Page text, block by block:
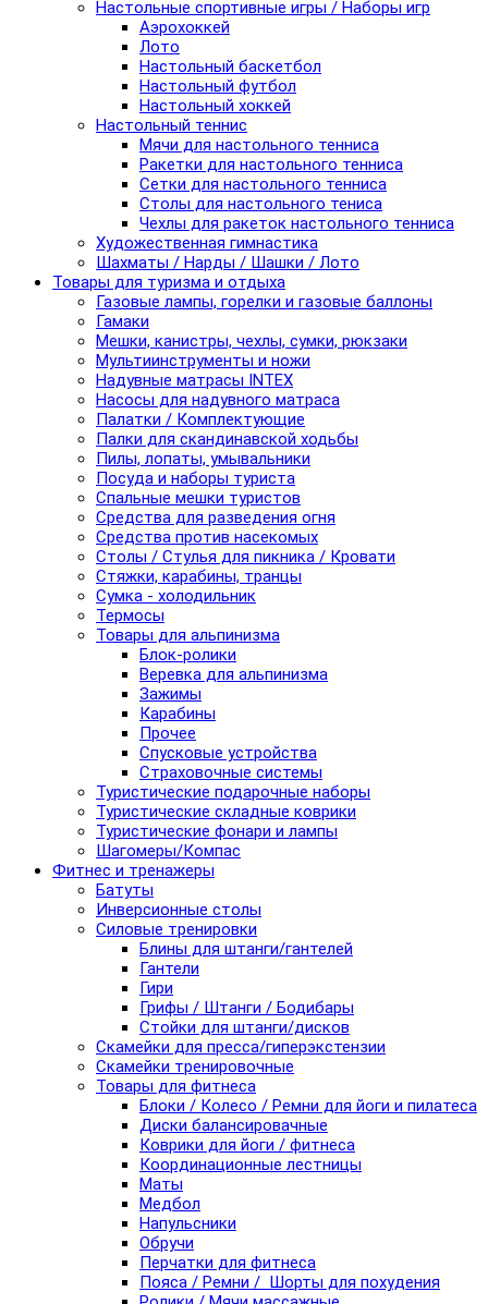
Настольные спортивные игры / Наборы игр
Аэрохоккей
Лото
Настольный баскетбол
Настольный футбол
Настольный хоккей
Настольный теннис
Мячи для настольного тенниса
Ракетки для настольного тенниса
Сетки для настольного тенниса
Столы для настольного тениса
Чехлы для ракеток настольного тенниса
Художественная гимнастика
Шахматы / Нарды / Шашки / Лото
Товары для туризма и отдыха
Газовые лампы, горелки и газовые баллоны
Гамаки
Мешки, канистры, чехлы, сумки, рюкзаки
Мультиинструменты и ножи
Надувные матрасы INTEX
Насосы для надувного матраса
Палатки / Комплектующие
Палки для скандинавской ходьбы
Пилы, лопаты, умывальники
Посуда и наборы туриста
Спальные мешки туристов
Средства для разведения огня
Средства против насекомых
Столы / Стулья для пикника / Кровати
Стяжки, карабины, транцы
Сумка - холодильник
Термосы
Товары для альпинизма
Блок-ролики
Веревка для альпинизма
Зажимы
Карабины
Прочее
Спусковые устройства
Страховочные системы
Туристические подарочные наборы
Туристические складные коврики
Туристические фонари и лампы
Шагомеры/Компас
Фитнес и тренажеры
Батуты
Инверсионные столы
Силовые тренировки
Блины для штанги/гантелей
Гантели
Гири
Грифы / Штанги / Бодибары
Стойки для штанги/дисков
Скамейки для пресса/гиперэкстензии
Скамейки тренировочные
Товары для фитнеса
Блоки / Колесо / Ремни для йоги и пилатеса
Диски балансировачные
Коврики для йоги / фитнеса
Координационные лестницы
Маты
Медбол
Напульсники
Обручи
Перчатки для фитнеса
Пояса / Ремни / Шорты для похудения